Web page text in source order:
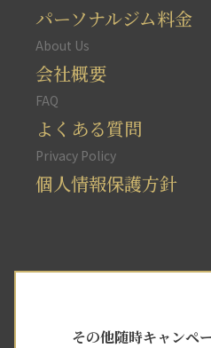
パーソナルジム料金
About Us
会社概要
FAQ
よくある質問
Privacy Policy
個人情報保護方針
その他随時キャンペ